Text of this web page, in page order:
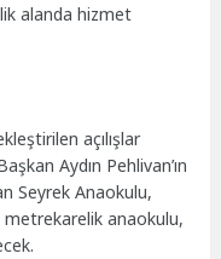
alanda hizmet
açılışlar
Aydın Pehlivan’ın
Seyrek Anaokulu,
metrekarelik anaokulu,